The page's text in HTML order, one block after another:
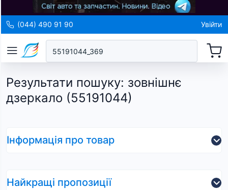
(044) 490 91 90 Увійти
Результати пошуку: зовнішнє
дзеркало (55191044)
Інформація про товар
Найкращі пропозиції